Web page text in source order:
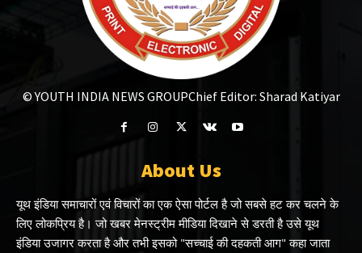
© YOUTH INDIA NEWS GROUPChief Editor: Sharad Katiyar
About Us
यूथ इंडिया समाचारों एवं विचारों का एक ऐसा पोर्टल है जो सबसे हट कर चलने के
लिए लोकप्रिय है। जो खबर मेनस्ट्रीम मीडिया दिखाने से डरती है उसे यूथ
इंडिया उजागर करता है और तभी इसको "सच्चाई की दहकती आग" कहा जाता